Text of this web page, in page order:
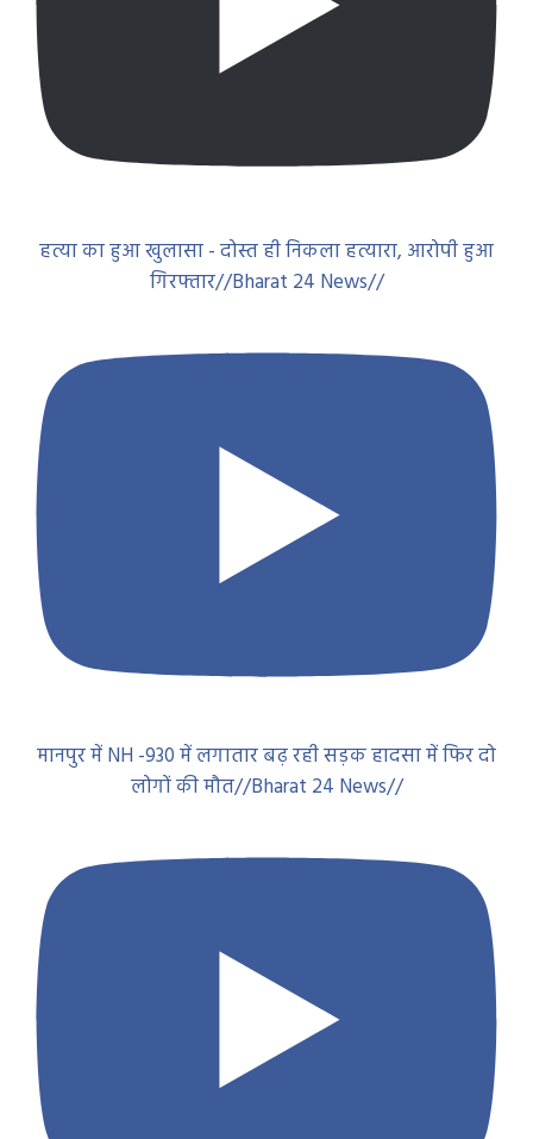
हत्या का हुआ खुलासा - दोस्त ही निकला हत्यारा, आरोपी हुआ
गिरफ्तार//Bharat 24 News//
मानपुर में NH -930 में लगातार बढ़ रही सड़क हादसा में फिर दो
लोगों की मौत//Bharat 24 News//